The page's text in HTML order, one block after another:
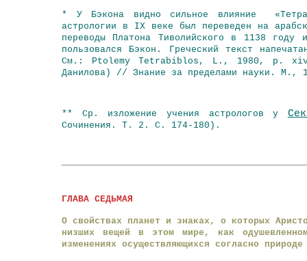
* У Бэкона видно сильное влияние
астрологии в IX веке был переведен на
переводы Платона Тиволийского в 1138
пользовался Бэкон. Греческий текст
См.: Ptolemy Tetrabiblos, L., 1980, р. xiv;
Данилова) // Знание за пределами науки. М.,
** Ср. изложение учения астрологов у
Сочинения. Т. 2. С. 174-180).
ГЛАВА СЕДЬМАЯ
О свойствах планет и знаках, о которых
низших вещей в этом мире, как
изменениях осуществляющихся согласно природе